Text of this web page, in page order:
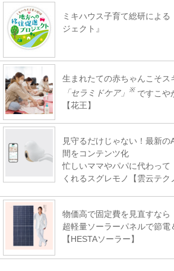
ミキハウス子育て総研によ
ジェクト』
生まれたての赤ちゃんこそス
「セラミドケア」
※ ですこや
【花王】
見守るだけじゃない！最新
間をコンテンツ化
忙しいママやパパに代わって
くれるスグレモノ【雲云テク
物価高で固定費を見直すなら
超軽量ソーラーパネルで節電
【HESTAソーラー】